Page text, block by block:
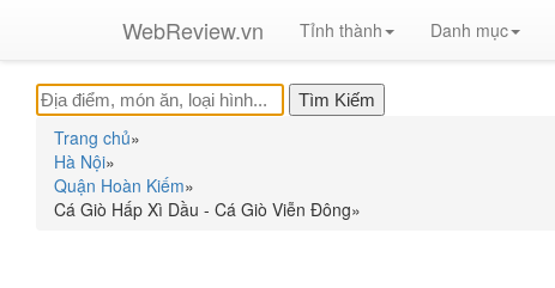
WebReview.vn Tỉnh thành Danh mục
Trang chủ»
Hà Nội»
Quận Hoàn Kiếm»
Cá Giò Hấp Xì Dầu - Cá Giò Viễn Đông»